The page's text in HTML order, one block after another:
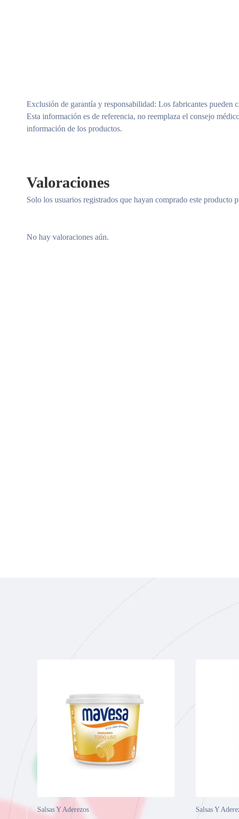
Exclusión de garantía y responsabilidad: Los fabricantes pueden
Esta información es de referencia, no reemplaza el consejo
información de los productos.
Valoraciones
No hay valoraciones aún.
Solo los usuarios registrados que hayan comprado este producto
Salsas Y Aderezos Salsas Y